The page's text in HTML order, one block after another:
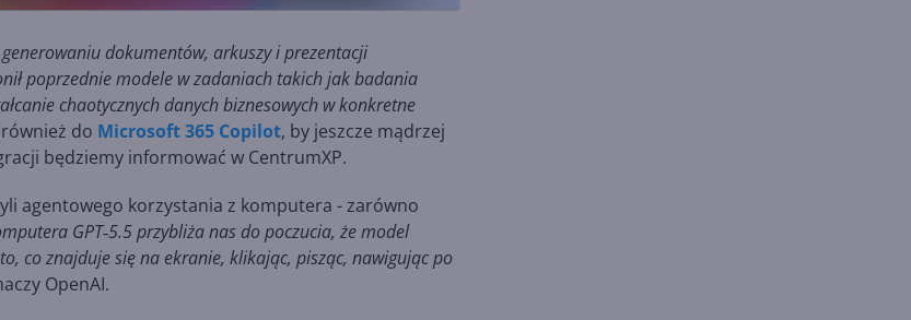
generowaniu dokumentów, arkuszy i prezentacji
poprzednie modele w zadaniach takich jak badania
chaotycznych danych biznesowych w konkretne
do Microsoft 365 Copilot, by jeszcze mądrzej
będziemy informować w CentrumXP.
agentowego korzystania z komputera - zarówno
GPT‑5.5 przybliża nas do poczucia, że model
co znajduje się na ekranie, klikając, pisząc, nawigując po
OpenAI.